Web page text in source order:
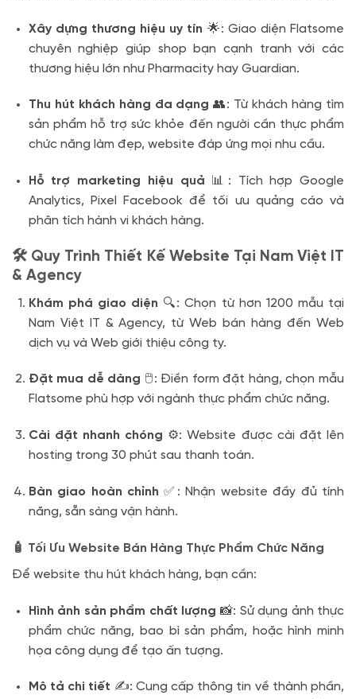
Xây dựng thương hiệu uy tín 🌟: Giao diện Flatsome
chuyên nghiệp giúp shop bạn cạnh tranh với các
thương hiệu lớn như Pharmacity hay Guardian.
Thu hút khách hàng đa dạng 👥: Từ khách hàng tìm
sản phẩm hỗ trợ sức khỏe đến người cần thực phẩm
chức năng làm đẹp, website đáp ứng mọi nhu cầu.
Hỗ trợ marketing hiệu quả 📊: Tích hợp Google
Analytics, Pixel Facebook để tối ưu quảng cáo và
phân tích hành vi khách hàng.
🛠️ Quy Trình Thiết Kế Website Tại Nam Việt IT
& Agency
Khám phá giao diện 🔍: Chọn từ hơn 1200 mẫu tại
Nam Việt IT & Agency, từ Web bán hàng đến Web
dịch vụ và Web giới thiệu công ty.
Đặt mua dễ dàng 🖱️: Điền form đặt hàng, chọn mẫu
Flatsome phù hợp với ngành thực phẩm chức năng.
Cài đặt nhanh chóng ⚙️: Website được cài đặt lên
hosting trong 30 phút sau thanh toán.
Bàn giao hoàn chỉnh ✅: Nhận website đầy đủ tính
năng, sẵn sàng vận hành.
🧴 Tối Ưu Website Bán Hàng Thực Phẩm Chức Năng
Để website thu hút khách hàng, bạn cần:
Hình ảnh sản phẩm chất lượng 📸: Sử dụng ảnh thực
phẩm chức năng, bao bì sản phẩm, hoặc hình minh
họa công dụng để tạo ấn tượng.
Mô tả chi tiết ✍️: Cung cấp thông tin về thành phần,